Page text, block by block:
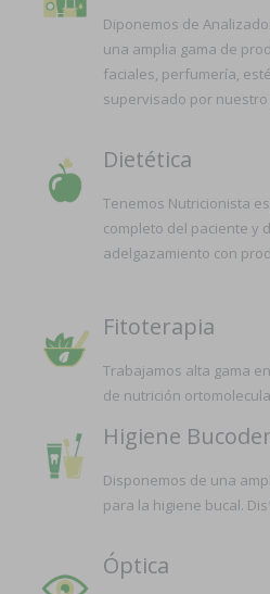
Diponemos de
una amplia gama de
faciales, perfumería,
supervisado por
Dietética
Tenemos Nutricionista
completo del paciente y
adelgazamiento con
Fitoterapia
Trabajamos alta gama
de nutrición
Higiene
Disponemos de una
para la higiene bucal.
Óptica